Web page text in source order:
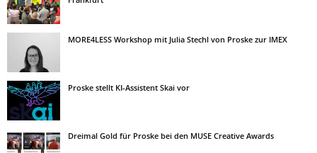
MORE4LESS Workshop mit Julia Stechl von Proske zur IMEX
Proske stellt KI-Assistent Skai vor
Dreimal Gold für Proske bei den MUSE Creative Awards